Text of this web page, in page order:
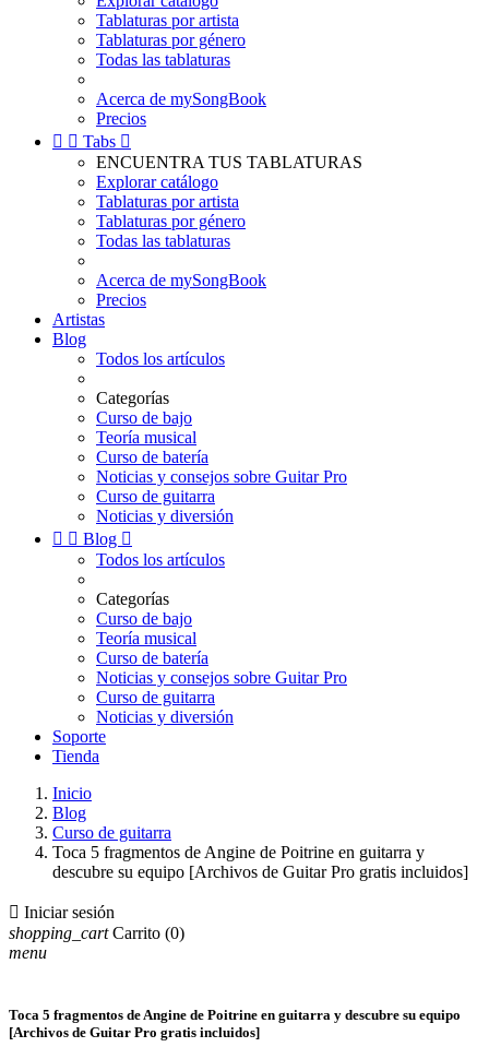
Tablaturas por artista
Tablaturas por género
Todas las tablaturas
Acerca de mySongBook
Precios
  Tabs 
ENCUENTRA TUS TABLATURAS
Explorar catálogo
Tablaturas por artista
Tablaturas por género
Todas las tablaturas
Acerca de mySongBook
Precios
Artistas
Blog
Todos los artículos
Categorías
Curso de bajo
Teoría musical
Curso de batería
Noticias y consejos sobre Guitar Pro
Curso de guitarra
Noticias y diversión
  Blog 
Todos los artículos
Categorías
Curso de bajo
Teoría musical
Curso de batería
Noticias y consejos sobre Guitar Pro
Curso de guitarra
Noticias y diversión
Soporte
Tienda
Inicio
Blog
Curso de guitarra
Toca 5 fragmentos de Angine de Poitrine en guitarra y
descubre su equipo [Archivos de Guitar Pro gratis incluidos]
 Iniciar sesión
shopping_cart Carrito (0)
menu
Toca 5 fragmentos de Angine de Poitrine en guitarra y descubre su equipo
[Archivos de Guitar Pro gratis incluidos]